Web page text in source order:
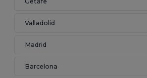
Valladolid
Madrid
Barcelona